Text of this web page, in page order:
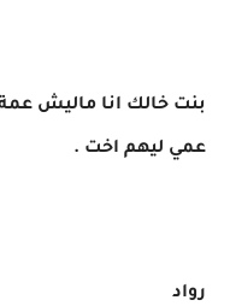
بنت خالك انا ماليش
عمي ليهم اخت .
رواد